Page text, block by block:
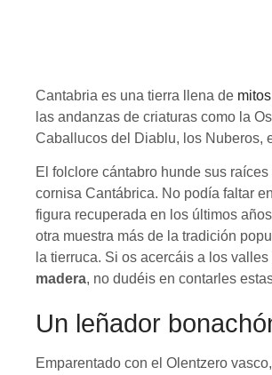
Cantabria es una tierra llena de
las andanzas de criaturas como la
Caballucos del Diablu, los Nuberos,
El folclore cántabro hunde sus
cornisa Cantábrica. No podía faltar
figura recuperada en los últimos
otra muestra más de la tradición
la tierruca. Si os acercáis a los
madera, no dudéis en contarles
Un leñador
Emparentado con el Olentzero